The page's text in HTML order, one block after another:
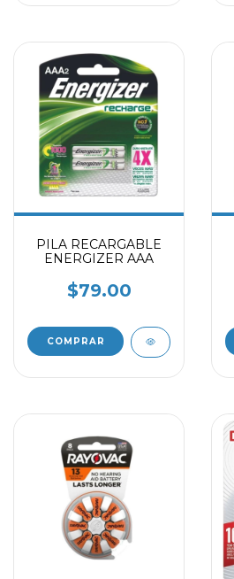
PILA RECARGABLE
ENERGIZER AAA
$79.00